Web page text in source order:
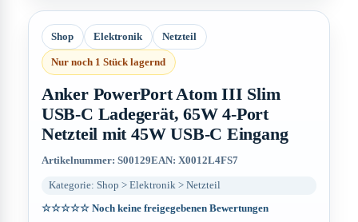
Shop Elektronik Netzteil
Nur noch 1 Stück lagernd
Anker PowerPort Atom III Slim
USB-C Ladegerät, 65W 4-Port
Netzteil mit 45W USB-C Eingang
Artikelnummer: S00129EAN: X0012L4FS7
Kategorie: Shop > Elektronik > Netzteil
☆☆☆☆☆Noch keine freigegebenen Bewertungen